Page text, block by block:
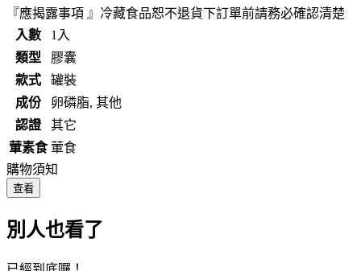
『應揭露事項 』冷藏食品恕不退貨下訂單前請務必確認清楚
入數
1入
類型
膠囊
款式
罐裝
成份
卵磷脂, 其他
認證
其它
葷素食 葷食
購物須知
查看
別人也看了